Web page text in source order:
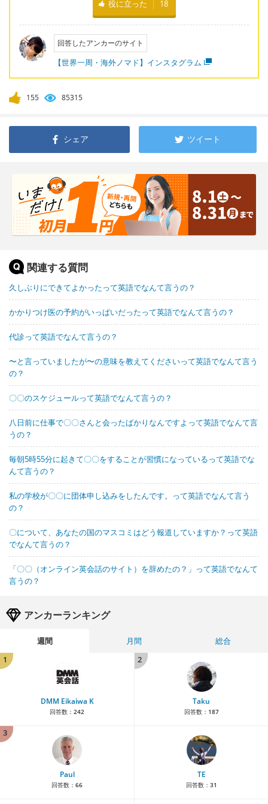
役に立った 18
回答したアンカーのサイト
【世界一周・海外ノマド】インスタグラム
155 85315
シェア ツイート
関連する質問
久しぶりにできてよかったって英語でなんて言うの？
かかりつけ医の予約がいっぱいだったって英語でなんて言うの？
代診って英語でなんて言うの？
〜と言っていましたが〜の意味を教えてくださいって英語でなんて言う
の？
〇〇のスケジュールって英語でなんて言うの？
八日前に仕事で〇〇さんと会ったばかりなんですよって英語でなんて言
うの？
毎朝5時55分に起きて〇〇をすることが習慣になっているって英語でな
んて言うの？
私の学校が〇〇に団体申し込みをしたんです。って英語でなんて言う
の？
〇について、あなたの国のマスコミはどう報道していますか？って英語
でなんて言うの？
「〇〇（オンライン英会話のサイト）を辞めたの？」って英語でなんて
言うの？
アンカーランキング
週間 月間
総合
1
DMM Eikaiwa K
回答数： 242
2
Taku
回答数： 187
3
Paul
回答数： 66
TE
回答数： 31